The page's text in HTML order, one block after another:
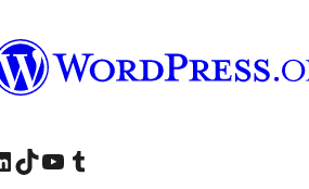
kami
akun LinkedIn kami
Visit our TikTok account
Kunjungi channel YouTube kamiVisit our Tumblr account